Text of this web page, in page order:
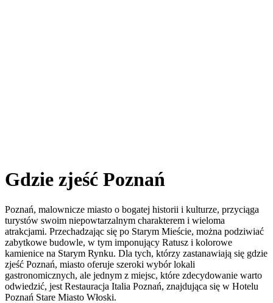
Gdzie zjeść Poznań
Poznań, malownicze miasto o bogatej historii i kulturze, przyciąga
turystów swoim niepowtarzalnym charakterem i wieloma
atrakcjami. Przechadzając się po Starym Mieście, można podziwiać
zabytkowe budowle, w tym imponujący Ratusz i kolorowe
kamienice na Starym Rynku. Dla tych, którzy zastanawiają się gdzie
zjeść Poznań, miasto oferuje szeroki wybór lokali
gastronomicznych, ale jednym z miejsc, które zdecydowanie warto
odwiedzić, jest Restauracja Italia Poznań, znajdująca się w Hotelu
Poznań Stare Miasto Włoski.